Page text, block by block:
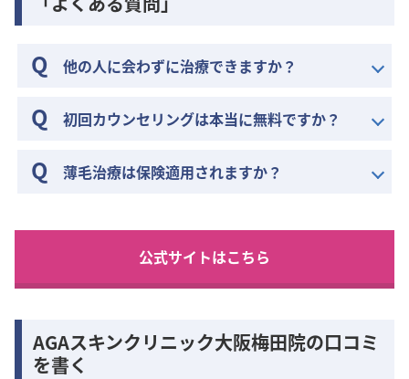
他の人に会わずに治療できますか？
初回カウンセリングは本当に無料ですか？
薄毛治療は保険適用されますか？
公式サイトはこちら
AGAスキンクリニック大阪梅田院の口コミ
を書く